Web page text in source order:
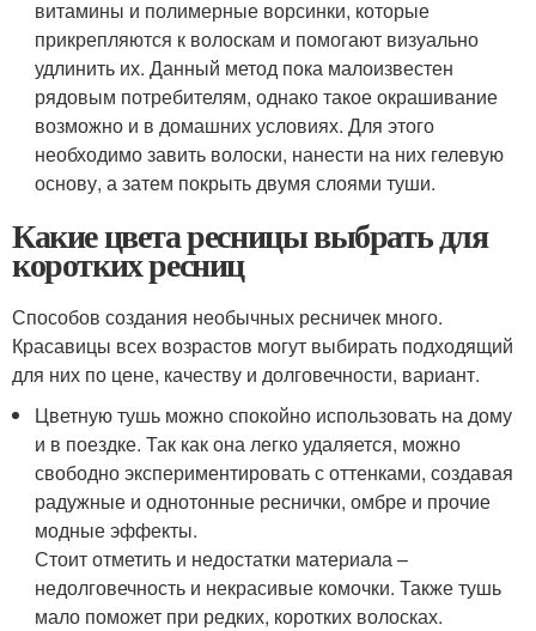
витамины и полимерные ворсинки, которые
прикрепляются к волоскам и помогают визуально
удлинить их. Данный метод пока малоизвестен
рядовым потребителям, однако такое окрашивание
возможно и в домашних условиях. Для этого
необходимо завить волоски, нанести на них гелевую
основу, а затем покрыть двумя слоями туши.
Какие цвета ресницы выбрать для
коротких ресниц
Способов создания необычных ресничек много.
Красавицы всех возрастов могут выбирать подходящий
для них по цене, качеству и долговечности, вариант.
Цветную тушь можно спокойно использовать на дому
и в поездке. Так как она легко удаляется, можно
свободно экспериментировать с оттенками, создавая
радужные и однотонные реснички, омбре и прочие
модные эффекты.
Стоит отметить и недостатки материала –
недолговечность и некрасивые комочки. Также тушь
мало поможет при редких, коротких волосках.